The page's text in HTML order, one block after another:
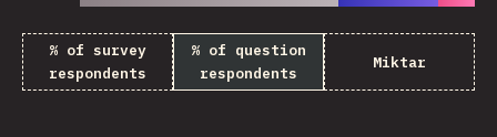
% of survey
respondents
% of question
respondents
Miktar